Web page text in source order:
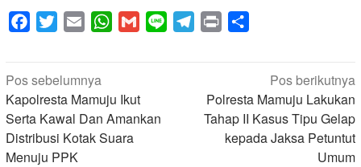
Facebook
Twitter Email WhatsApp
Gmail Line Telegram
Print
Navigasi
pos
Pos sebelumnya
Kapolresta Mamuju Ikut
Serta Kawal Dan Amankan
Distribusi Kotak Suara
Menuju PPK
Pos berikutnya
Polresta Mamuju Lakukan
Tahap II Kasus Tipu Gelap
kepada Jaksa Petuntut
Umum